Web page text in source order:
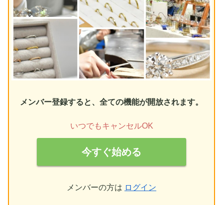
メンバー登録すると、全ての機能が開放されます。
いつでもキャンセルOK
今すぐ始める
メンバーの方は ログイン